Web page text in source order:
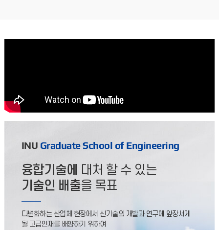
학위청구논문 제출신청서식 1부. 2. 학위청구논문
1. 제출일 : 2026. 5. 8.(금) 까지2. 해당차수: 1차수 ~ 4차수까지3.
제출방법: 해당 전공사무실4. 제출서류: - 장학금 신청서 1부
2026.04.21
2026학년도 후기 공학대학원 신입생 모집 미실시 안내
따라후기 신입생 모집은 없음을 알려드립니다.저희 공학대학원에
지원하고자
2026.04.16
INU Graduate School of Engineering
융합기술에
대처 할 수 있는
기술인 배출을 목표
다변화하는 산업체 현장에서 신기술의 개발과 연구에 앞장서게
될 고급인재를 배양하기 위하여